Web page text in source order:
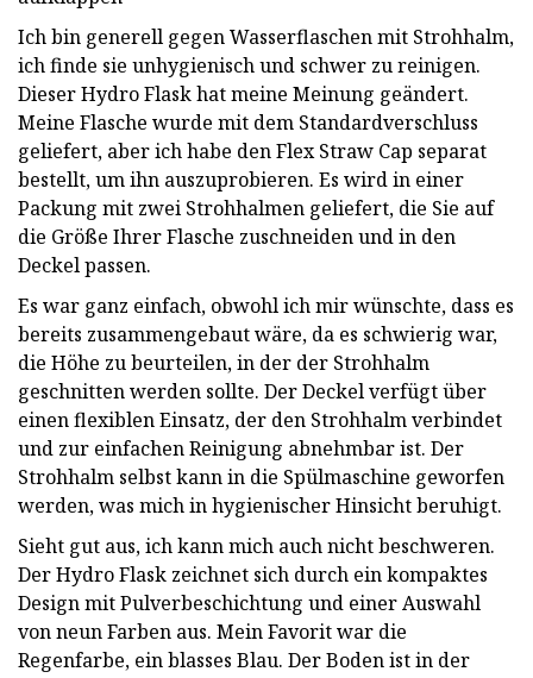
Ich bin generell gegen Wasserflaschen mit Strohhalm,
ich finde sie unhygienisch und schwer zu reinigen.
Dieser Hydro Flask hat meine Meinung geändert.
Meine Flasche wurde mit dem Standardverschluss
geliefert, aber ich habe den Flex Straw Cap separat
bestellt, um ihn auszuprobieren. Es wird in einer
Packung mit zwei Strohhalmen geliefert, die Sie auf
die Größe Ihrer Flasche zuschneiden und in den
Deckel passen.
Es war ganz einfach, obwohl ich mir wünschte, dass es
bereits zusammengebaut wäre, da es schwierig war,
die Höhe zu beurteilen, in der der Strohhalm
geschnitten werden sollte. Der Deckel verfügt über
einen flexiblen Einsatz, der den Strohhalm verbindet
und zur einfachen Reinigung abnehmbar ist. Der
Strohhalm selbst kann in die Spülmaschine geworfen
werden, was mich in hygienischer Hinsicht beruhigt.
Sieht gut aus, ich kann mich auch nicht beschweren.
Der Hydro Flask zeichnet sich durch ein kompaktes
Design mit Pulverbeschichtung und einer Auswahl
von neun Farben aus. Mein Favorit war die
Regenfarbe, ein blasses Blau. Der Boden ist in der